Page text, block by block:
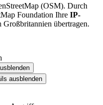
(OSM). Durch
Foundation Ihre IP-
Großbritannien übertragen.
ausblenden